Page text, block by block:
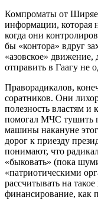
Компроматы от
информации, которая
когда они
бы «контора» вдруг
«азовское»
отправить в Гаагу не
Праворадикалов,
соратников. Они
полезность властям
помогал МЧС тушить
машины накануне
дорог к приезду
понимают, что
«быковать» (пока
«патриотическими
рассчитывать на
финансирование, как